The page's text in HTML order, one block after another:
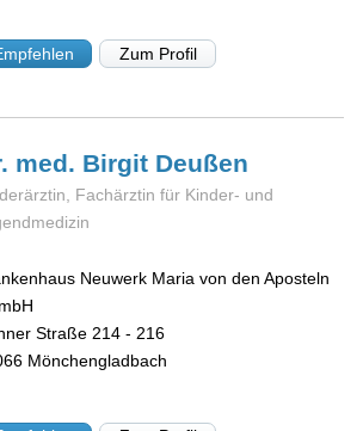
Zum Profil
med. Birgit Deußen
Fachärztin für Kinder- und
Neuwerk Maria von den Aposteln
Straße 214 - 216
Mönchengladbach